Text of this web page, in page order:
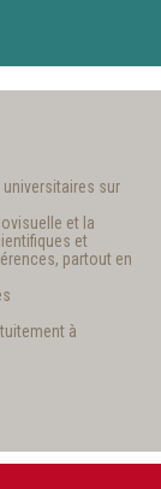
sur
et la
et
partout en
à